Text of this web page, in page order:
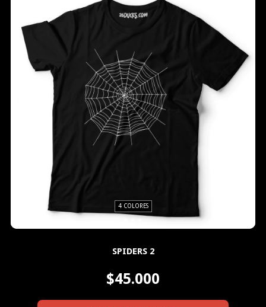
4 COLORES
SPIDERS 2
$45.000